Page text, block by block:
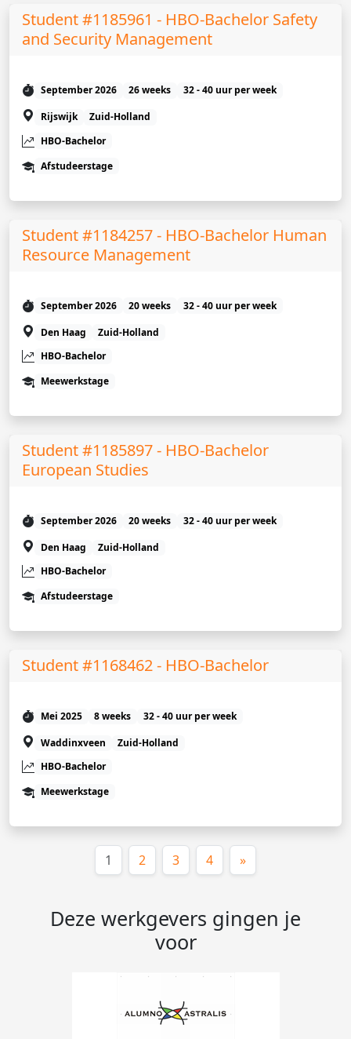
Student #1185961 - HBO-Bachelor Safety
and Security Management
September 2026 26 weeks
32 - 40 uur per week
Rijswijk
Zuid-Holland
HBO-Bachelor
Afstudeerstage
Student #1184257 - HBO-Bachelor Human
Resource Management
September 2026 20 weeks
32 - 40 uur per week
Den Haag
Zuid-Holland
HBO-Bachelor
Meewerkstage
Student #1185897 - HBO-Bachelor
European Studies
September 2026 20 weeks
32 - 40 uur per week
Den Haag
Zuid-Holland
HBO-Bachelor
Afstudeerstage
Student #1168462 - HBO-Bachelor
Mei 2025 8 weeks
32 - 40 uur per week
Waddinxveen
Zuid-Holland
HBO-Bachelor
Meewerkstage
1 (huidige)
2 3 4 »
Deze werkgevers gingen je
voor